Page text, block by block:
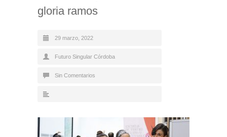
gloria ramos
29 marzo, 2022
Futuro Singular Córdoba
Sin Comentarios